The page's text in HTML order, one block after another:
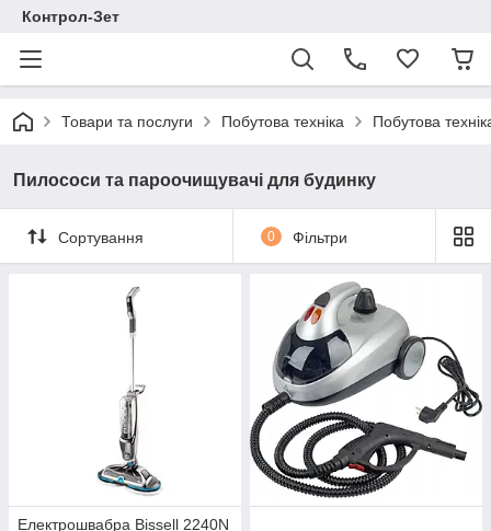
Контрол-Зет
Товари та послуги Побутова техніка Побутова
Пилососи та пароочищувачі для будинку
Сортування 0 Фільтри
Електрошвабра Bissell 2240N